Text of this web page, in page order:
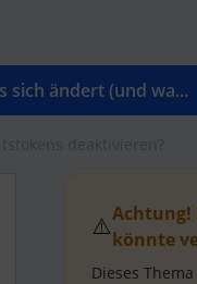
sich ändert (und wa...
⚠️Achtung!
könnte
Dieses